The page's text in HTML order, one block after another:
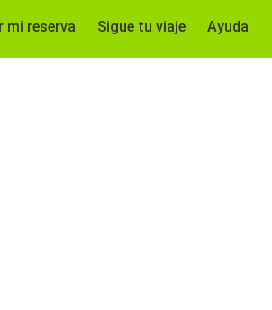
mi reserva Sigue tu viaje Ayuda